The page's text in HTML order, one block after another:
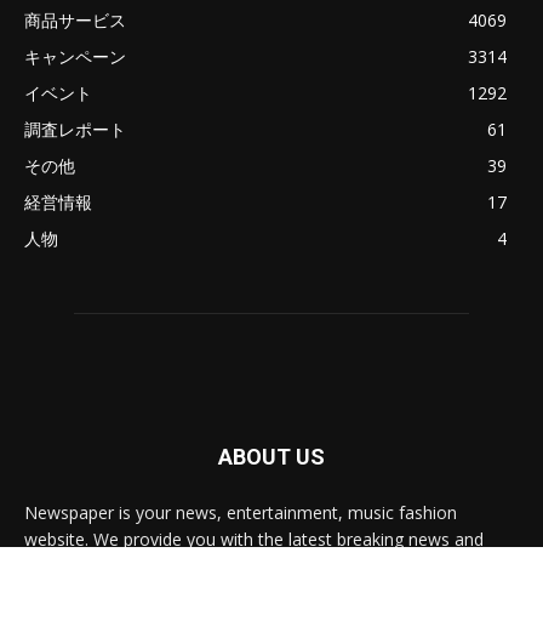
商品サービス
4069
キャンペーン
3314
イベント
1292
調査レポート
61
その他
39
経営情報
17
人物
4
ABOUT US
Newspaper is your news, entertainment, music fashion
website. We provide you with the latest breaking news and